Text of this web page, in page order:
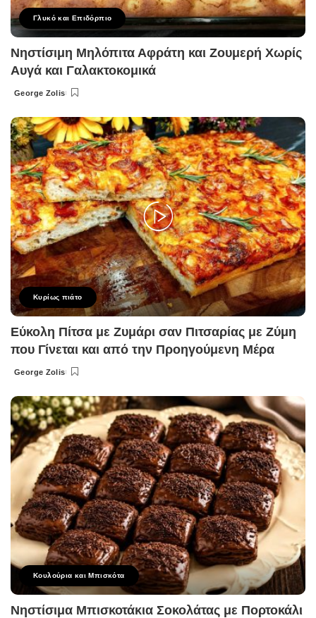
Γλυκό και Επιδόρπιο
Νηστίσιμη Μηλόπιτα Αφράτη και Ζουμερή Χωρίς
Αυγά και Γαλακτοκομικά
Posted
George Zolis
Κυρίως πιάτο
Εύκολη Πίτσα με Ζυμάρι σαν Πιτσαρίας με Ζύμη
που Γίνεται και από την Προηγούμενη Μέρα
Posted
George Zolis
Κουλούρια και Μπισκότα
Νηστίσιμα Μπισκοτάκια Σοκολάτας με Πορτοκάλι